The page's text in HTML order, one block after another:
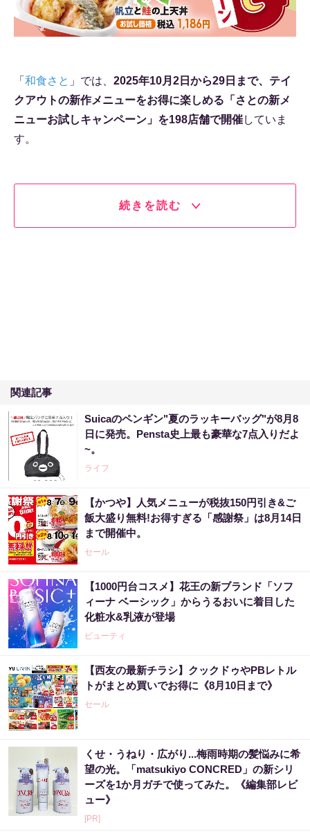
「 和食さと 」では、 2025年10月2日から29日まで、テイ
クアウトの新作メニューをお得に楽しめる「さとの新メ
ニューお試しキャンペーン」を198店舗で開催していま
す。
続きを読む
関連記事
Suicaのペンギン"夏のラッキーバッグ"が8月8
日に発売。Pensta史上最も豪華な7点入りだよ
~。
ライフ
【かつや】人気メニューが税抜150円引き&ご
飯大盛り無料!お得すぎる「感謝祭」は8月14日
まで開催中。
セール
【1000円台コスメ】花王の新ブランド「ソフ
ィーナ ベーシック」からうるおいに着目した
化粧水&乳液が登場
ビューティ
【西友の最新チラシ】クックドゥやPBレトル
トがまとめ買いでお得に《8月10日まで》
セール
くせ・うねり・広がり...梅雨時期の髪悩みに希
望の光。「matsukiyo CONCRED」の新シリ
ーズを1か月ガチで使ってみた。《編集部レビ
ュー》
[PR]